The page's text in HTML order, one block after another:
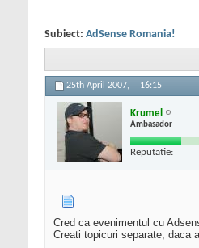
Subiect: AdSense Romania!
25th April 2007, 16:15
Krumel
Ambasador
Reputatie:
Cred ca evenimentul cu
Creati topicuri separate, daca